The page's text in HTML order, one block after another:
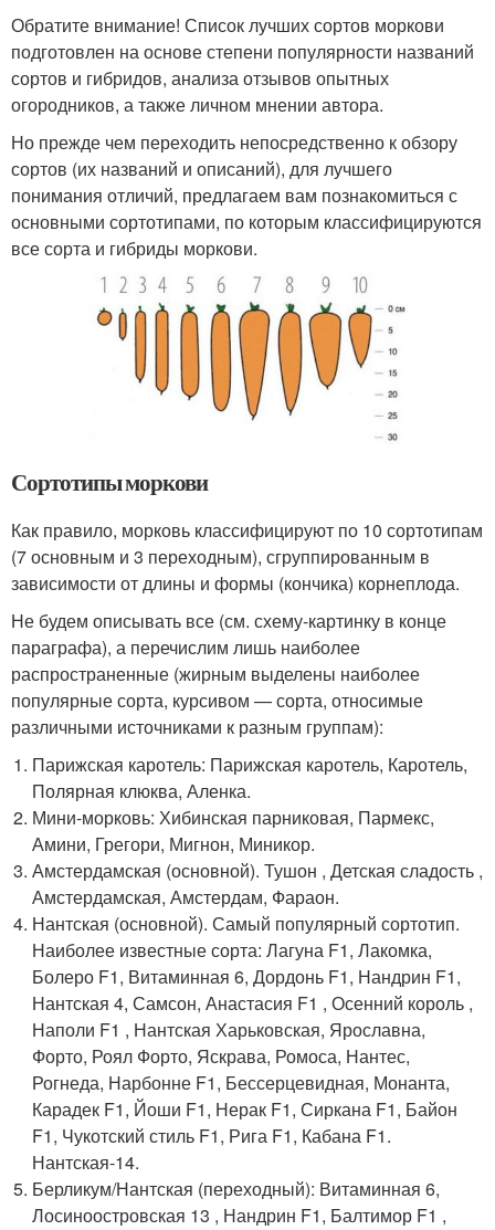
Обратите внимание! Список лучших сортов моркови
подготовлен на основе степени популярности названий
сортов и гибридов, анализа отзывов опытных
огородников, а также личном мнении автора.
Но прежде чем переходить непосредственно к обзору
сортов (их названий и описаний), для лучшего
понимания отличий, предлагаем вам познакомиться с
основными сортотипами, по которым классифицируются
все сорта и гибриды моркови.
Сортотипы моркови
Как правило, морковь классифицируют по 10 сортотипам
(7 основным и 3 переходным), сгруппированным в
зависимости от длины и формы (кончика) корнеплода.
Не будем описывать все (см. схему-картинку в конце
параграфа), а перечислим лишь наиболее
распространенные (жирным выделены наиболее
популярные сорта, курсивом — сорта, относимые
различными источниками к разным группам):
Парижская каротель: Парижская каротель, Каротель,
Полярная клюква, Аленка.
Мини-морковь: Хибинская парниковая, Пармекс,
Амини, Грегори, Мигнон, Миникор.
Амстердамская (основной). Тушон , Детская сладость ,
Амстердамская, Амстердам, Фараон.
Нантская (основной). Самый популярный сортотип.
Наиболее известные сорта: Лагуна F1, Лакомка,
Болеро F1, Витаминная 6, Дордонь F1, Нандрин F1,
Нантская 4, Самсон, Анастасия F1 , Осенний король ,
Наполи F1 , Нантская Харьковская, Ярославна,
Форто, Роял Форто, Яскрава, Ромоса, Нантес,
Рогнеда, Нарбонне F1, Бессерцевидная, Монанта,
Карадек F1, Йоши F1, Нерак F1, Сиркана F1, Байон
F1, Чукотский стиль F1, Рига F1, Кабана F1.
Нантская-14.
Берликум/Нантская (переходный): Витаминная 6,
Лосиноостровская 13 , Нандрин F1, Балтимор F1 ,